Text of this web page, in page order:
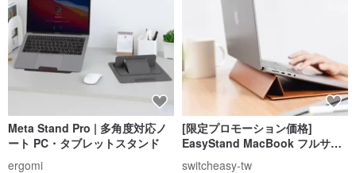
Meta Stand Pro | 多角度対応ノ
ート PC・タブレットスタンド
ergomi
[限定プロモーション価格]
EasyStand MacBook フルサイ
ズ ハンドメイドレザースタンド
switcheasy-tw